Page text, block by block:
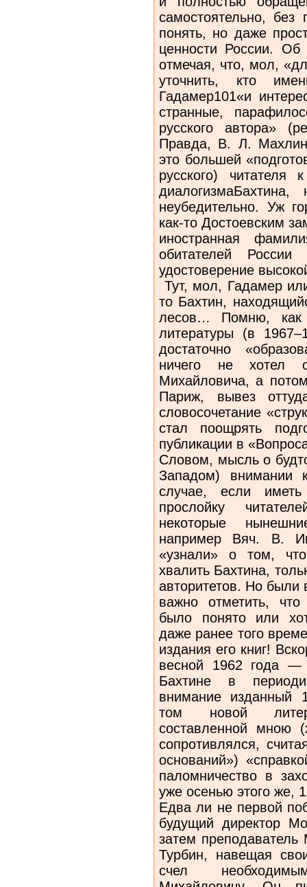
самостоятельно,
понять, но даже
ценности России.
отмечая, что, мол,
уточнить, кто
Гадамер101«и
странные,
русского автора»
Правда, В. Л. Махлин
это большей
русского) читателя
неубедительно. Уж
как-то Достоевским
иностранная
обитателей
удостоверение
Тут, мол, Гадамер
то Бахтин,
лесов… Помню, как
литературы (в
достаточно
ничего не хотел
Михайловича, а
Париж, вывез
словосочетание
стал поощрять
публикации в
Словом, мысль о
Западом) внимании
случае, если
прослойку
некоторые
например Вяч. В.
«узнали» о том,
хвалить Бахтина,
авторитетов. Но
важно отметить, что
было понято или
даже ранее того
издания его книг!
весной 1962 года
Бахтине в
внимание изданный
том новой
составленной мною
сопротивлялся,
оснований»)
паломничество в
уже осенью этого же,
Едва ли не первой
будущий директор
затем преподаватель
Турбин, навещая
счел